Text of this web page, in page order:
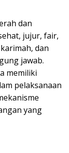
dan
jujur, fair,
dan
jawab.
memiliki
pelaksanaan
yang